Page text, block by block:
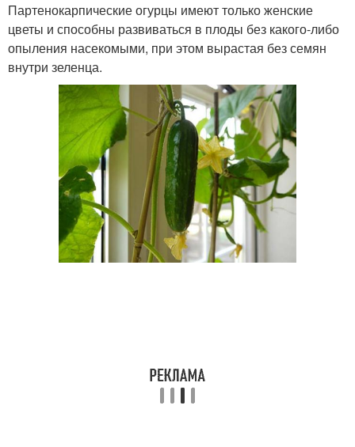
Партенокарпические огурцы имеют только женские
цветы и способны развиваться в плоды без какого-либо
опыления насекомыми, при этом вырастая без семян
внутри зеленца.